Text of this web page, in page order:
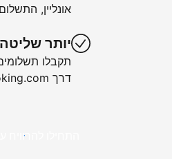
אונליין,
יותר
תקבלו
דרך Booking.com לשנת 2026
התחילו להרוויח